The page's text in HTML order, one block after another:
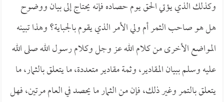
وكذلك الذي يؤتي الحق يوم حصاده فإنه يحتاج إلى بيان ووضوح
هل هو صاحب الثمر أم ولي الأمر الذي يقوم بالجباية؟ وهذا تبينه
المواضع الأخرى من كلام الله عز وجل وكلام رسول الله صلى الله
عليه وسلم ببيان المقادير، وثمة مقادير متعددة، ما يتعلق بالثمار، ما
يتعلق بالتمر وغير ذلك، فإن من الثمار ما يحصد في العام مرتين، فهل